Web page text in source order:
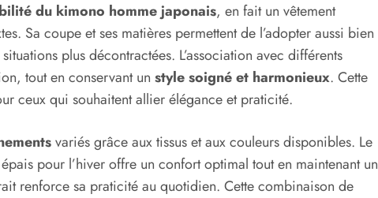
du kimono homme japonais, en fait un vêtement
Sa coupe et ses matières permettent de l’adopter aussi bien
plus décontractées. L’association avec différents
tout en conservant un style soigné et harmonieux. Cette
ceux qui souhaitent allier élégance et praticité.
variés grâce aux tissus et aux couleurs disponibles. Le
pour l’hiver offre un confort optimal tout en maintenant un
renforce sa praticité au quotidien. Cette combinaison de